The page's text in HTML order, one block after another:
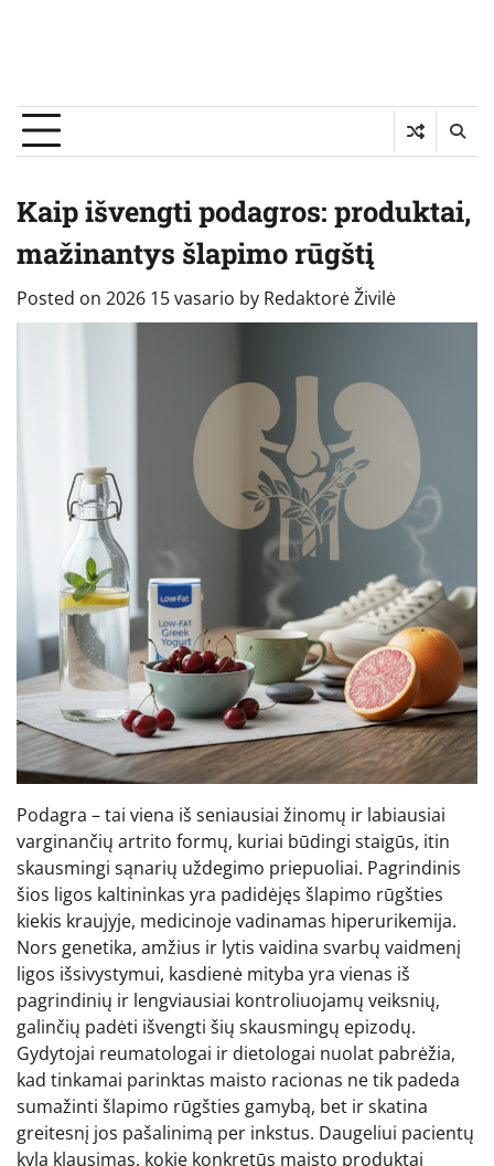
Kaip išvengti podagros: produktai,
mažinantys šlapimo rūgštį
Posted on 2026 15 vasario by Redaktorė Živilė
Podagra – tai viena iš seniausiai žinomų ir labiausiai
varginančių artrito formų, kuriai būdingi staigūs, itin
skausmingi sąnarių uždegimo priepuoliai. Pagrindinis
šios ligos kaltininkas yra padidėjęs šlapimo rūgšties
kiekis kraujyje, medicinoje vadinamas hiperurikemija.
Nors genetika, amžius ir lytis vaidina svarbų vaidmenį
ligos išsivystymui, kasdienė mityba yra vienas iš
pagrindinių ir lengviausiai kontroliuojamų veiksnių,
galinčių padėti išvengti šių skausmingų epizodų.
Gydytojai reumatologai ir dietologai nuolat pabrėžia,
kad tinkamai parinktas maisto racionas ne tik padeda
sumažinti šlapimo rūgšties gamybą, bet ir skatina
greitesnį jos pašalinimą per inkstus. Daugeliui pacientų
kyla klausimas, kokie konkretūs maisto produktai